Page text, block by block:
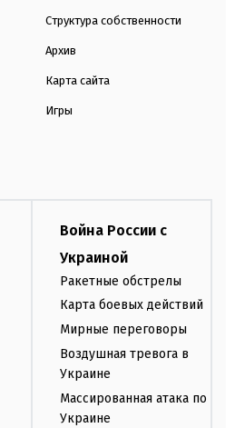
Структура собственности
Архив
Карта сайта
Игры
Война России с
Украиной
Ракетные обстрелы
Карта боевых действий
Мирные переговоры
Воздушная тревога в
Украине
Массированная атака по
Украине